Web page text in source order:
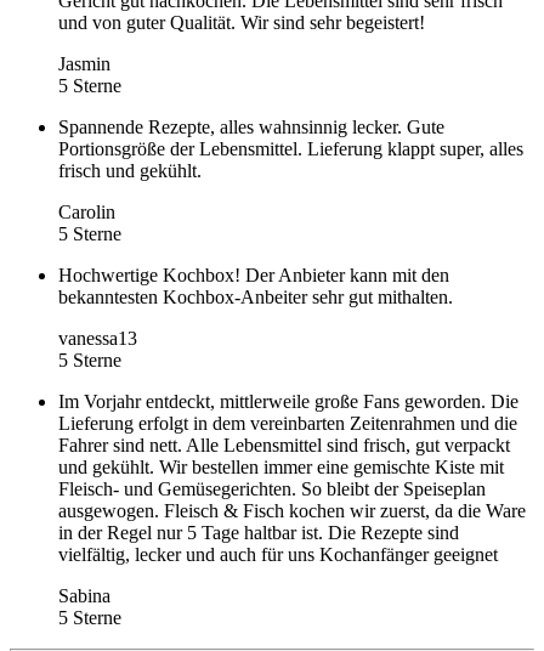
und von guter Qualität. Wir sind sehr begeistert!
Jasmin
5 Sterne
Spannende Rezepte, alles wahnsinnig lecker. Gute
Portionsgröße der Lebensmittel. Lieferung klappt super, alles
frisch und gekühlt.
Carolin
5 Sterne
Hochwertige Kochbox! Der Anbieter kann mit den
bekanntesten Kochbox-Anbeiter sehr gut mithalten.
vanessa13
5 Sterne
Im Vorjahr entdeckt, mittlerweile große Fans geworden. Die
Lieferung erfolgt in dem vereinbarten Zeitenrahmen und die
Fahrer sind nett. Alle Lebensmittel sind frisch, gut verpackt
und gekühlt. Wir bestellen immer eine gemischte Kiste mit
Fleisch- und Gemüsegerichten. So bleibt der Speiseplan
ausgewogen. Fleisch & Fisch kochen wir zuerst, da die Ware
in der Regel nur 5 Tage haltbar ist. Die Rezepte sind
vielfältig, lecker und auch für uns Kochanfänger geeignet
Sabina
5 Sterne